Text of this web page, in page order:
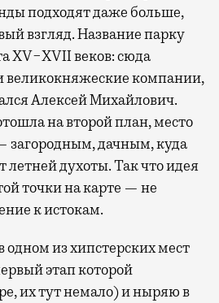
подходят даже больше,
взгляд. Название парку
XV−XVII веков: сюда
великокняжеские компании,
Алексей Михайлович.
на второй план, место
загородным, дачным, куда
летней духоты. Так что идея
точки на карте — не
к истокам.
одном из хипстерских мест
этап которой
их тут немало) и ныряю в